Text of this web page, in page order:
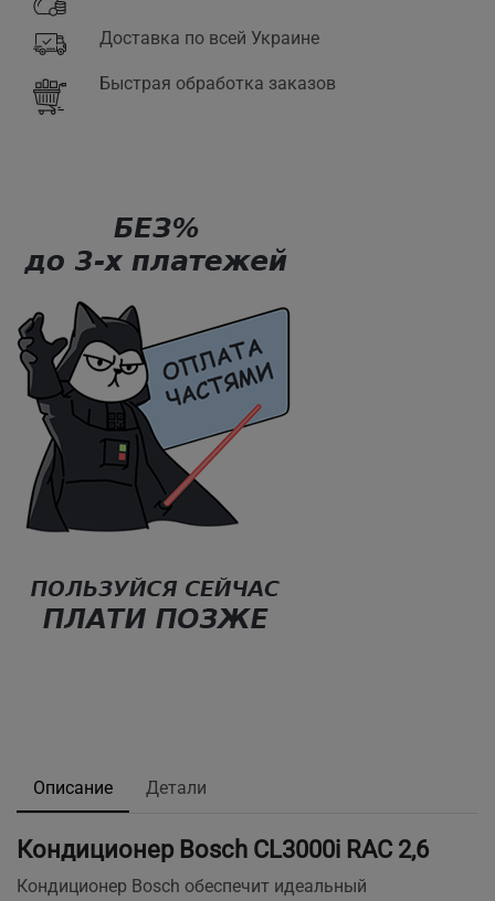
Доставка по всей Украине
Быстрая обработка заказов
Описание Детали
Кондиционер Bosch CL3000i RAC 2,6
Кондиционер Bosch обеспечит идеальный